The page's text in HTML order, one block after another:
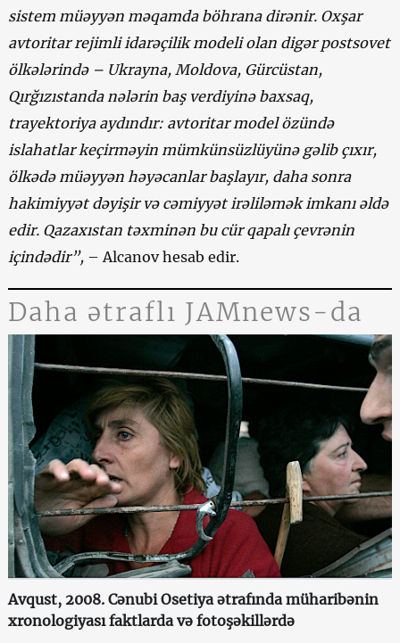
sistem müəyyən məqamda böhrana dirənir. Oxşar
avtoritar rejimli idarəçilik modeli olan digər postsovet
ölkələrində – Ukrayna, Moldova, Gürcüstan,
Qırğızıstanda nələrin baş verdiyinə baxsaq,
trayektoriya aydındır: avtoritar model özündə
islahatlar keçirməyin mümkünsüzlüyünə gəlib çıxır,
ölkədə müəyyən həyəcanlar başlayır, daha sonra
hakimiyyət dəyişir və cəmiyyət irəliləmək imkanı əldə
edir. Qazaxıstan təxminən bu cür qapalı çevrənin
içindədir”, – Alcanov hesab edir.
Daha ətraflı JAMnews-da
Avqust, 2008. Cənubi Osetiya ətrafında müharibənin
xronologiyası faktlarda və fotoşəkillərdə